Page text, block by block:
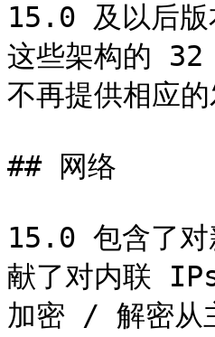
15.0 及以后版
这些架构的
不再提供相应
## 网络
15.0 包含了对
献了对内联
加密 / 解密从